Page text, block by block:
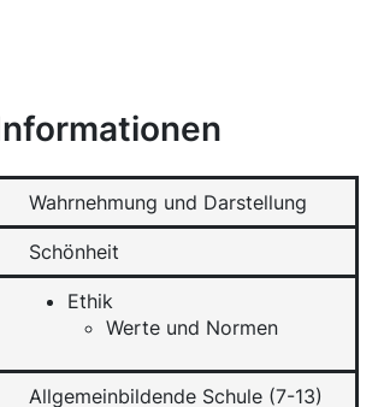
Wahrnehmung und Darstellung
Schönheit
Ethik
Werte und Normen
Allgemeinbildende Schule (7-13)